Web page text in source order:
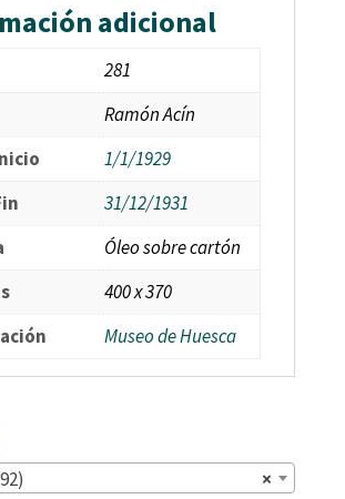
adicional
281
Ramón Acín
1/1/1929
31/12/1931
Óleo sobre cartón
400 x 370
Museo de Huesca
×